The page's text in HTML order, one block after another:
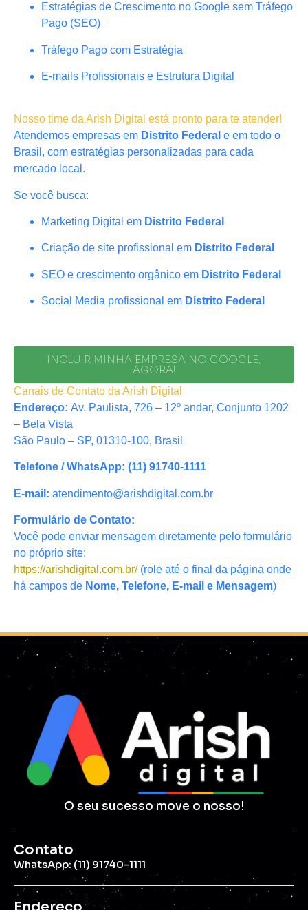
Estratégias de Crescimento no Google sem Tráfego
Pago (SEO)
Tráfego Pago com Estratégia
E-mails Profissionais e Estrutura Digital
Nosso time da Arish Digital está pronto para te atender!
Atendemos empresas em Distrito Federal e em todo o
Brasil, com estratégias personalizadas para cada
mercado local.
Se você busca:
Marketing Digital em Distrito Federal
Criação de site profissional em Distrito Federal
SEO e crescimento orgânico em Distrito Federal
Social Media profissional em Distrito Federal
INCLUIR MINHA EMPRESA NO GOOGLE,
AGORA!
Canais de Contato da Arish Digital
Endereço: Av. Paulista, 726 – 12º andar, Conjunto 1202
– Bela Vista
São Paulo – SP, 01310-100, Brasil
Telefone / WhatsApp: (11) 91740-1111
E-mail: atendimento@arishdigital.com.br
Formulário de Contato:
Você pode enviar mensagem diretamente pelo formulário
no próprio site:
https://arishdigital.com.br/(role até o final da página onde
há campos de Nome, Telefone, E-mail e Mensagem)
O seu sucesso move o nosso!
Contato
WhatsApp: (11) 91740-1111
Endereço